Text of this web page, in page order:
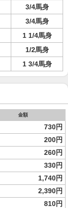
3/4馬身
3/4馬身
1 1/4馬身
1/2馬身
1 3/4馬身
金額
730円
200円
260円
330円
1,740円
2,390円
810円